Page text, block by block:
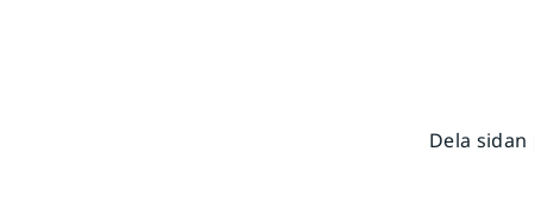
Dela sidan